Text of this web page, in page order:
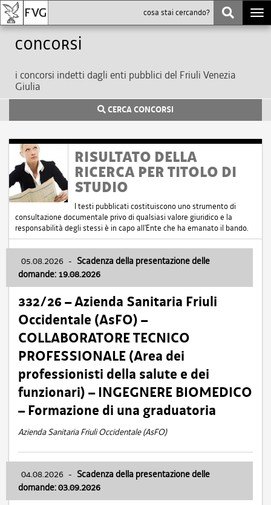
Concorsi
i concorsi indetti dagli enti pubblici del Friuli Venezia
Giulia
CERCA CONCORSI
RISULTATO DELLA
RICERCA PER TITOLO DI
STUDIO
I testi pubblicati costituiscono uno strumento di
consultazione documentale privo di qualsiasi valore giuridico e la
responsabilità degli stessi è in capo all'Ente che ha emanato il bando.
05.08.2026 - Scadenza della presentazione delle
domande: 19.08.2026
332/26 – Azienda Sanitaria Friuli
Occidentale (AsFO) –
COLLABORATORE TECNICO
PROFESSIONALE (Area dei
professionisti della salute e dei
funzionari) – INGEGNERE BIOMEDICO
– Formazione di una graduatoria
Azienda Sanitaria Friuli Occidentale (AsFO)
04.08.2026 - Scadenza della presentazione delle
domande: 03.09.2026